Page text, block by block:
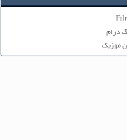
درام
موزیک